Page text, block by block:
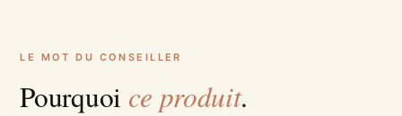
LE MOT DU CONSEILLER
Pourquoi ce produit.